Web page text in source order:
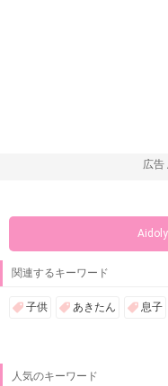
広告
関連するキーワード
子供 あきたん 息子
人気のキーワード